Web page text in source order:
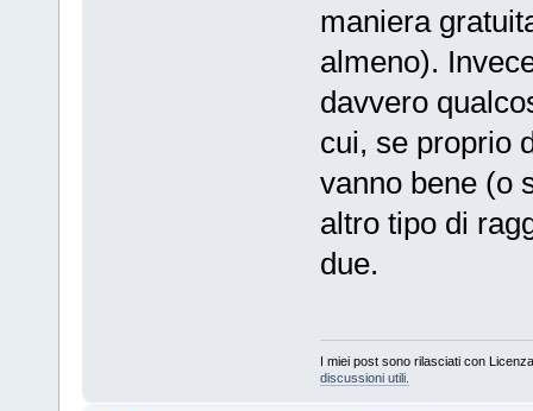
maniera
almeno).
davvero
cui, se proprio
vanno bene (o
altro tipo di
due.
I miei post sono rilasciati con
discussioni utili.